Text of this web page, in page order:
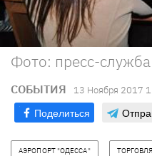
Фото: пресс-
СОБЫТИЯ 13 Ноября 2017
Поделиться
АЭРОПОРТ "ОДЕССА"